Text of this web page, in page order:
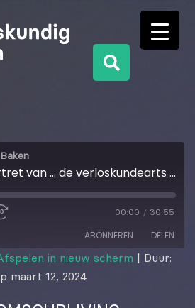
68: Een portret van ... de verloskundearts met Martje Martens en Bibi Kok
00:00 / 30:55
ABONNEREN DELEN
in nieuw scherm | Duur:
maart 12, 2024